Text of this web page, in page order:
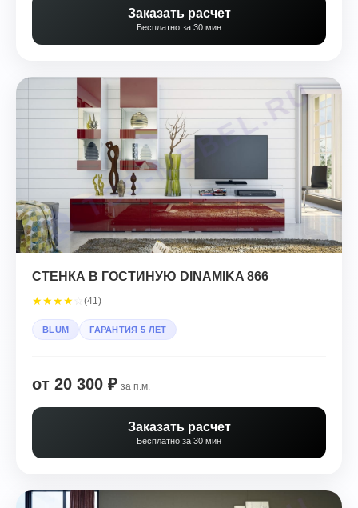
Заказать расчет
Бесплатно за 30 мин
СТЕНКА В ГОСТИНУЮ DINAMIKA 866
★★★★ (41)
BLUM ГАРАНТИЯ 5 ЛЕТ
от 20 300 ₽ за п.м.
Заказать расчет
Бесплатно за 30 мин